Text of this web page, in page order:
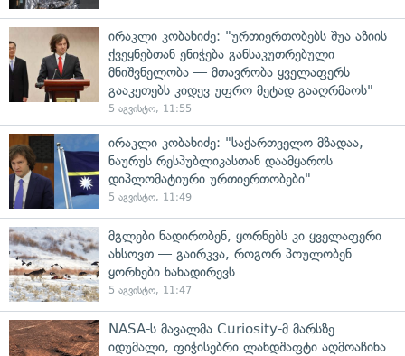
ირაკლი კობახიძე: "ურთიერთობებს შუა აზიის
ქვეყნებთან ენიჭება განსაკუთრებული
მნიშვნელობა — მთავრობა ყველაფერს
გააკეთებს კიდევ უფრო მეტად გააღრმაოს"
5 აგვისტო, 11:55
ირაკლი კობახიძე: "საქართველო მზადაა,
ნაურუს რესპუბლიკასთან დაამყაროს
დიპლომატიური ურთიერთობები"
5 აგვისტო, 11:49
მგლები ნადირობენ, ყორნებს კი ყველაფერი
ახსოვთ — გაირკვა, როგორ პოულობენ
ყორნები ნანადირევს
5 აგვისტო, 11:47
NASA-ს მავალმა Curiosity-მ მარსზე
იდუმალი, ფიჭისებრი ლანდშაფტი აღმოაჩინა